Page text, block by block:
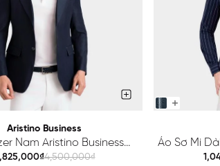
Aristino Business
Nam Aristino Business
1BZ201S0H2
4,500,000₫
Áo Sơ Mi